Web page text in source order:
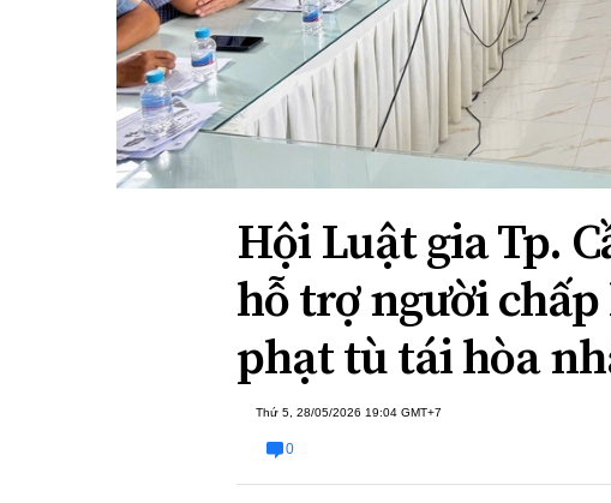
Xi nhan Trái Phải
Bạn đọc viết
Hội Luật gia Tp.
hỗ trợ người
phạt tù tái hòa
Thứ 5, 28/05/2026 19:04 GMT+7
0